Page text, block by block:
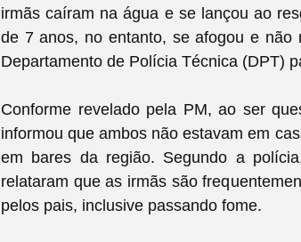
irmãs caíram na água e se lançou ao
de 7 anos, no entanto, se afogou e não
Departamento de Polícia Técnica (DPT)
Conforme revelado pela PM, ao ser
informou que ambos não estavam em
em bares da região. Segundo a
relataram que as irmãs são
pelos pais, inclusive passando fome.